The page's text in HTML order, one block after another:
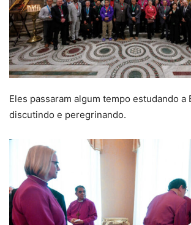
Eles passaram algum tempo estudando a
discutindo e peregrinando.